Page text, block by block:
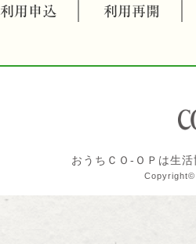
利用申込 利用再開
おうちＣＯ-ＯＰは生
Copyright©